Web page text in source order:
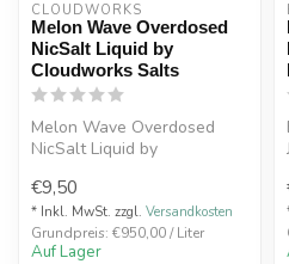
CLOUDWORKS
Melon Wave Overdosed
NicSalt Liquid by
Cloudworks Salts
Melon Wave Overdosed
NicSalt Liquid by
Geschmacksrichtung: Melo...
€9,50
* Inkl. MwSt. zzgl. Versandkosten
Grundpreis: €950,00 / Liter
Auf Lager